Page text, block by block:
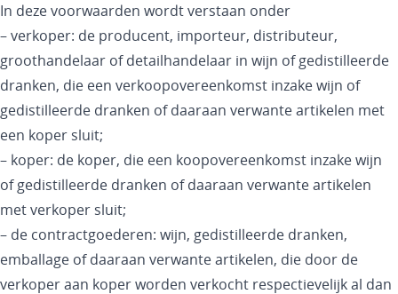
In deze voorwaarden wordt verstaan onder
– verkoper: de producent, importeur, distributeur,
groothandelaar of detailhandelaar in wijn of gedistilleerde
dranken, die een verkoopovereenkomst inzake wijn of
gedistilleerde dranken of daaraan verwante artikelen met
een koper sluit;
– koper: de koper, die een koopovereenkomst inzake wijn
of gedistilleerde dranken of daaraan verwante artikelen
met verkoper sluit;
– de contractgoederen: wijn, gedistilleerde dranken,
emballage of daaraan verwante artikelen, die door de
verkoper aan koper worden verkocht respectievelijk al dan